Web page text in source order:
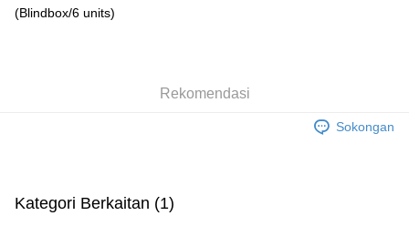
(Blindbox/6 units)
Rekomendasi
Sokongan
Kategori Berkaitan (1)